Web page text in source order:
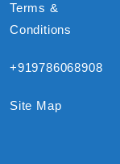
Terms &
Conditions
+919786068908
Site Map